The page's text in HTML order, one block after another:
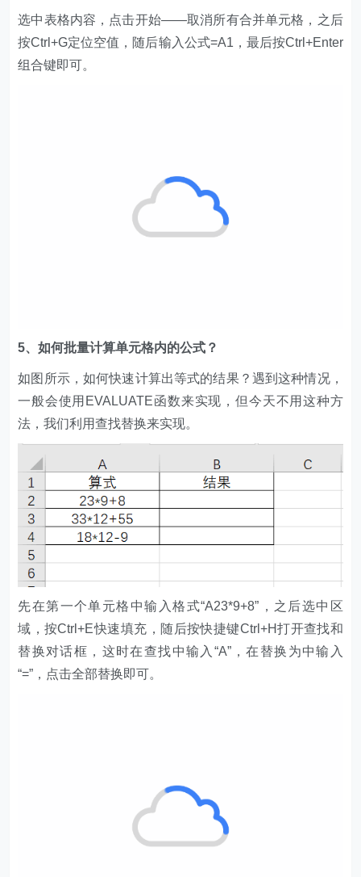
选中表格内容，点击开始——取消所有合并单元格，之后
按Ctrl+G定位空值，随后输入公式=A1，最后按Ctrl+Enter
组合键即可。
5、如何批量计算单元格内的公式？
如图所示，如何快速计算出等式的结果？遇到这种情况，
一般会使用EVALUATE函数来实现，但今天不用这种方
法，我们利用查找替换来实现。
先在第一个单元格中输入格式“A23*9+8”，之后选中区
域，按Ctrl+E快速填充，随后按快捷键Ctrl+H打开查找和
替换对话框，这时在查找中输入“A”，在替换为中输入
“=”，点击全部替换即可。